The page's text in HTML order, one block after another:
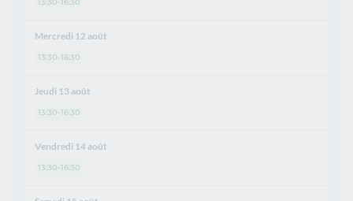
Mercredi 12 août
13:30-16:30
Jeudi 13 août
13:30-16:30
Vendredi 14 août
13:30-16:30